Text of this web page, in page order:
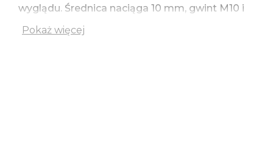
wyglądu. Średnica naciąga 10 mm, gwint M10 i
długość na końcach 50 mm, zapewniają
Pokaż więcej